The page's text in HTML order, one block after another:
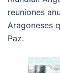
reuniones
Aragoneses
Paz.